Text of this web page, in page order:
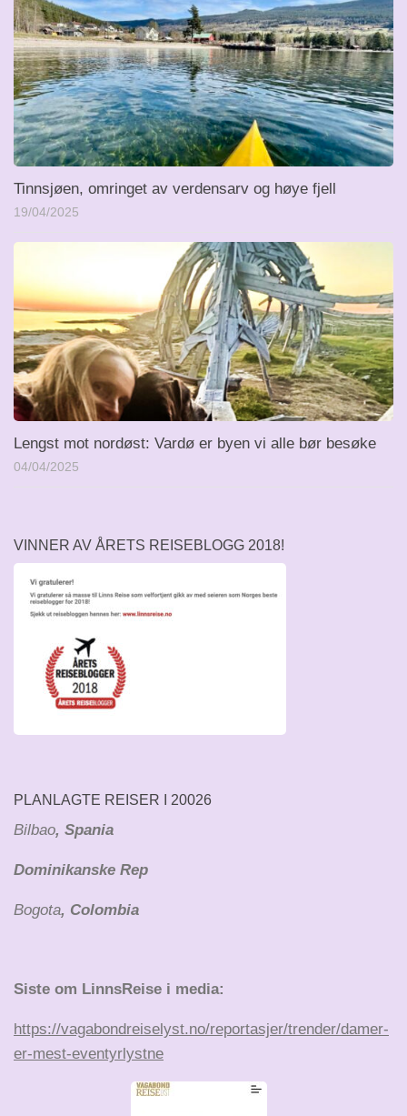
Tinnsjøen, omringet av verdensarv og høye fjell
19/04/2025
Lengst mot nordøst: Vardø er byen vi alle bør besøke
04/04/2025
VINNER AV ÅRETS REISEBLOGG 2018!
PLANLAGTE REISER I 20026
Bilbao, Spania
Dominikanske Rep
Bogota, Colombia
Siste om LinnsReise i media:
https://vagabondreiselyst.no/reportasjer/trender/damer-
er-mest-eventyrlystne